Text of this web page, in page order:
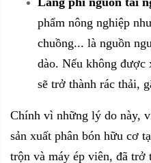
phẩm nông nghiệp
chuồng... là nguồn
dào. Nếu không
sẽ trở thành rác thải,
Chính vì những lý do này,
sản xuất phân bón hữu cơ
trộn và máy ép viên, đã trở